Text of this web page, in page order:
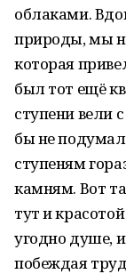
облаками.
природы, мы
которая
был тот ещё
ступени вели
бы не
ступеням
камням. Вот
тут и
угодно душе,
побеждая